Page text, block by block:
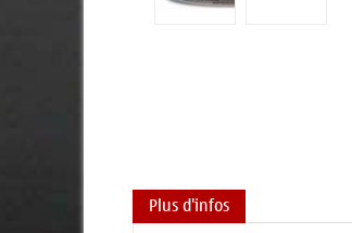
Plus d'infos